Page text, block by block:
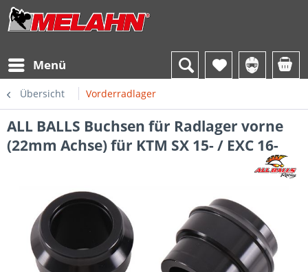
Menü
Übersicht Vorderradlager
ALL BALLS Buchsen für Radlager vorne
(22mm Achse) für KTM SX 15- / EXC 16-